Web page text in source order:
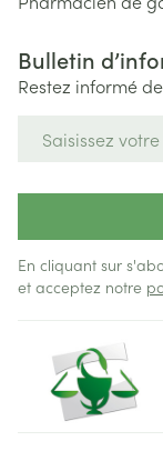
Bulletin
Restez informé
En cliquant sur
et acceptez notre